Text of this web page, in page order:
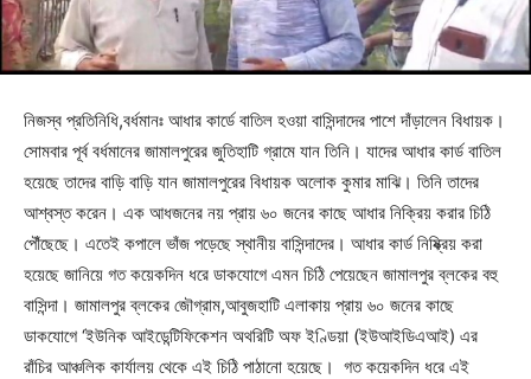
নিজস্ব প্রতিনিধি,বর্ধমানঃ আধার কার্ডে বাতিল হওয়া বাসিন্দাদের পাশে দাঁড়ালেন বিধায়ক।
সোমবার পূর্ব বর্ধমানের জামালপুরের জুতিহাটি গ্রামে যান তিনি। যাদের আধার কার্ড বাতিল
হয়েছে তাদের বাড়ি বাড়ি যান জামালপুরের বিধায়ক অলোক কুমার মাঝি। তিনি তাদের
আশ্বস্ত করেন। এক আধজনের নয় প্রায় ৬০ জনের কাছে আধার নিক্রিয় করার চিঠি
পৌঁছেছে। এতেই কপালে ভাঁজ পড়েছে স্থানীয় বাসিন্দাদের। আধার কার্ড নিষ্ক্রিয় করা
হয়েছে জানিয়ে গত কয়েকদিন ধরে ডাকযোগে এমন চিঠি পেয়েছেন জামালপুর ব্লকের বহু
বাসিন্দা। জামালপুর ব্লকের জৌগ্রাম,আবুজহাটি এলাকায় প্রায় ৬০ জনের কাছে
ডাকযোগে ‘ইউনিক আইডেন্টিফিকেশন অথরিটি অফ ইণ্ডিয়া (ইউআইডিএআই) এর
রাঁচির আঞ্চলিক কার্যালয় থেকে এই চিঠি পাঠানো হয়েছে। গত কয়েকদিন ধরে এই